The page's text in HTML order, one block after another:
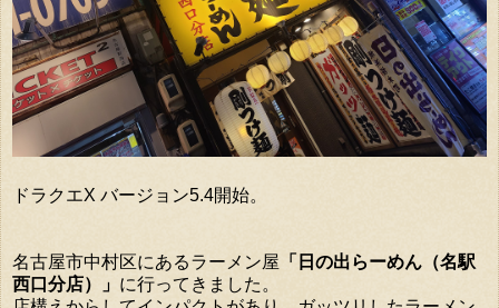
ドラクエX バージョン5.4開始。
名古屋市中村区にあるラーメン屋 「日の出らーめん（名駅
西口分店）」 に行ってきました。